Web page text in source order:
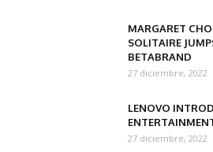
MARGARET
SOLITAIRE
BETABRAND
27 diciembre, 2022
LENOVO
27 diciembre, 2022